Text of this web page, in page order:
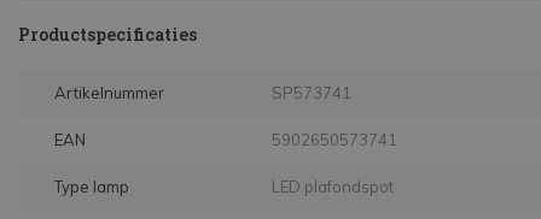
Productspecificaties
Artikelnummer SP573741
EAN 5902650573741
Type lamp LED plafondspot